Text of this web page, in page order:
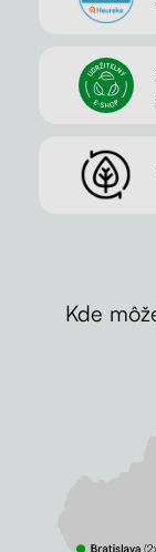
Kde